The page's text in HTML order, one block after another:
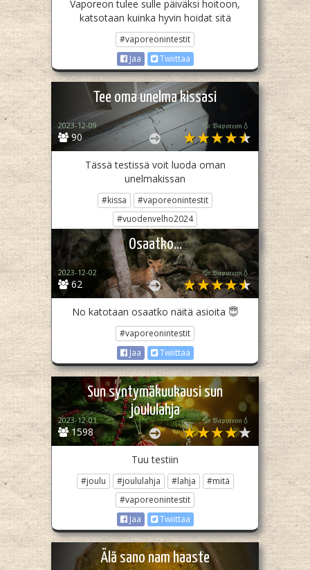
Vaporeon tulee sulle päiväksi hoitoon,
katsotaan kuinka hyvin hoidat sitä
#vaporeonintestit
Jaa
Twiittaa
Tee oma unelma kissasi
90
2023-12-09 💦 𝔙𝔞𝔭𝔬𝔯𝔢𝔬𝔫💧
Tässä testissä voit luoda oman
unelmakissan
#kissa
#vaporeonintestit
#vuodenvelho2024
Jaa
Twiittaa
Osaatko…
62
2023-12-02 💦 𝔙𝔞𝔭𝔬𝔯𝔢𝔬𝔫💧
No katotaan osaatko näitä asioita 😇
#vaporeonintestit
Jaa
Twiittaa
Sun syntymäkuukausi sun
joululahja
1598
2023-12-01 💦 𝔙𝔞𝔭𝔬𝔯𝔢𝔬𝔫💧
Tuu testiin
#joulu #joululahja #lahja
#mitä
#vaporeonintestit
Jaa
Twiittaa
Älä sano nam haaste